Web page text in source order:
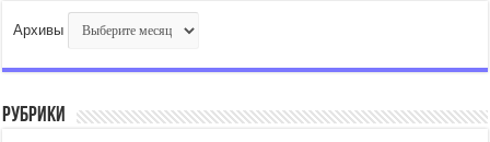
Архивы
Рубрики